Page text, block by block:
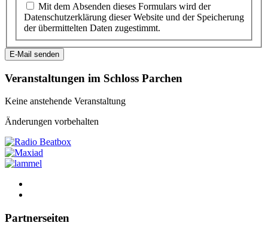
Mit dem Absenden dieses Formulars wird der
Datenschutzerklärung dieser Website und der Speicherung
der übermittelten Daten zugestimmt.
E-Mail senden
Veranstaltungen im Schloss Parchen
Keine anstehende Veranstaltung
Änderungen vorbehalten
Partnerseiten